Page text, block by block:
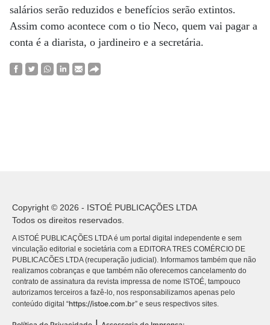
salários serão reduzidos e benefícios serão extintos.
Assim como acontece com o tio Neco, quem vai pagar a
conta é a diarista, o jardineiro e a secretária.
Copyright © 2026 - ISTOÉ PUBLICAÇÕES LTDA
Todos os direitos reservados.
A ISTOÉ PUBLICAÇÕES LTDA é um portal digital independente e sem
vinculação editorial e societária com a EDITORA TRES COMÉRCIO DE
PUBLICACÕES LTDA (recuperação judicial). Informamos também que não
realizamos cobranças e que também não oferecemos cancelamento do
contrato de assinatura da revista impressa de nome ISTOÉ, tampouco
autorizamos terceiros a fazê-lo, nos responsabilizamos apenas pelo
conteúdo digital “https://istoe.com.br” e seus respectivos sites.